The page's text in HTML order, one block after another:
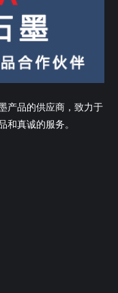
产品的供应商，致力于
和真诚的服务。